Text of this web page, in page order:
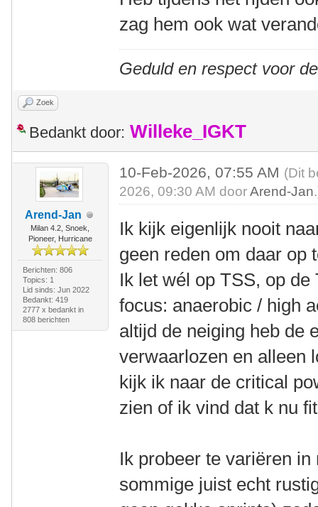
zag hem ook wat
Geduld en respect voor
Zoek
Bedankt door: Willeke_IGKT
Arend-Jan
Milan 4.2, Snoek,
Pioneer, Hurricane
Berichten: 806
Topics: 1
Lid sinds: Jun 2022
Bedankt: 419
2777 x bedankt in
808 berichten
10-Feb-2026, 07:55 AM (Dit
2026, 09:30 AM doorArend-Jan
Ik kijk eigenlijk nooit
geen reden om daar op
Ik let wél op TSS, op
focus: anaerobic / high
altijd de neiging heb de
verwaarlozen en alleen
kijk ik naar de critical
zien of ik vind dat k nu
Ik probeer te variëren
sommige juist echt